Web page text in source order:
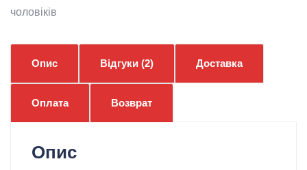
(Magic
кількість
чоловіків
Опис Відгуки (2) Доставка
Оплата Возврат
Опис